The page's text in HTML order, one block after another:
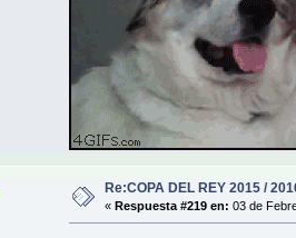
Re:COPA DEL REY 2015 /
«Respuesta #219 en: 03 de